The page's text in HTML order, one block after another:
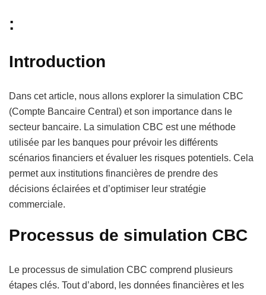
:
Introduction
Dans cet article, nous allons explorer la simulation CBC
(Compte Bancaire Central) et son importance dans le
secteur bancaire. La simulation CBC est une méthode
utilisée par les banques pour prévoir les différents
scénarios financiers et évaluer les risques potentiels. Cela
permet aux institutions financières de prendre des
décisions éclairées et d’optimiser leur stratégie
commerciale.
Processus de simulation CBC
Le processus de simulation CBC comprend plusieurs
étapes clés. Tout d’abord, les données financières et les